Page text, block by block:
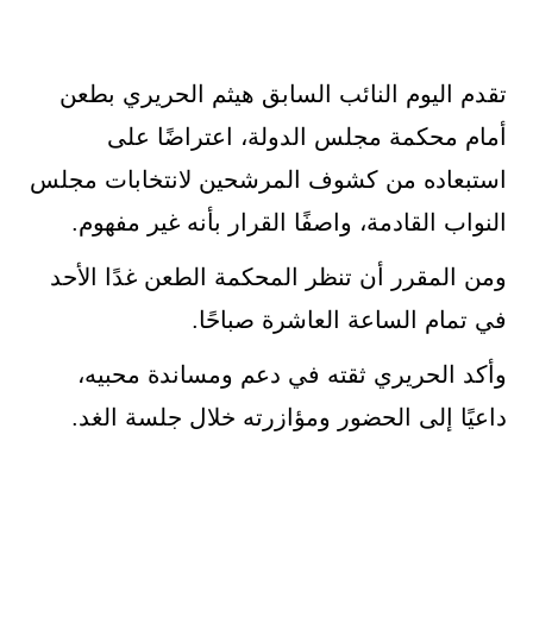
تقدم اليوم النائب السابق هيثم الحريري بطعن
أمام محكمة مجلس الدولة، اعتراضًا على
استبعاده من كشوف المرشحين لانتخابات مجلس
النواب القادمة، واصفًا القرار بأنه غير مفهوم.
ومن المقرر أن تنظر المحكمة الطعن غدًا الأحد
في تمام الساعة العاشرة صباحًا.
وأكد الحريري ثقته في دعم ومساندة محبيه،
داعيًا إلى الحضور ومؤازرته خلال جلسة الغد.